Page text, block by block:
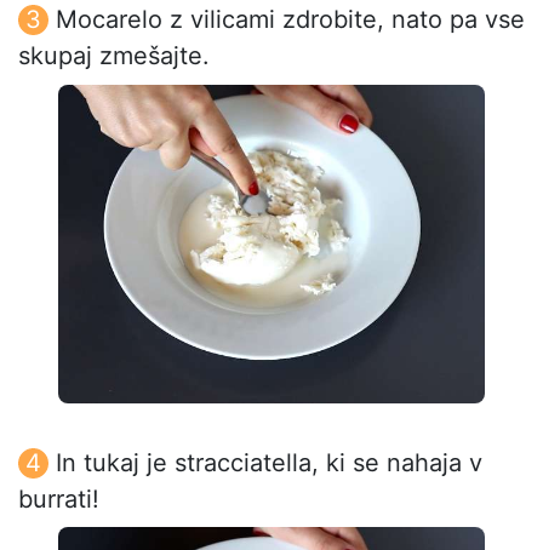
Mocarelo z vilicami zdrobite, nato pa vse
skupaj zmešajte.
In tukaj je stracciatella, ki se nahaja v
burrati!